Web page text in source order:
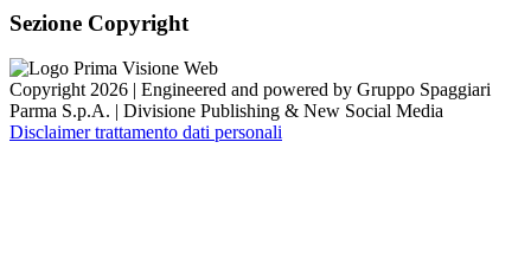
Sezione Copyright
Copyright 2026 | Engineered and powered by Gruppo Spaggiari
Parma S.p.A. | Divisione Publishing & New Social Media
Disclaimer trattamento dati personali